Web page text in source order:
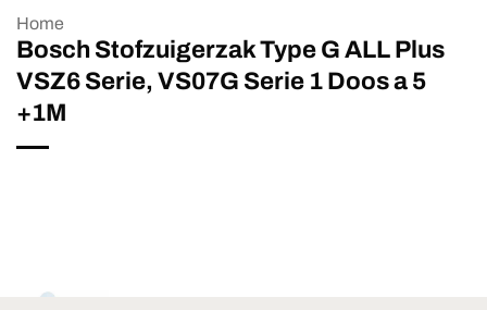
Home
Bosch Stofzuigerzak Type G ALL Plus
VSZ6 Serie, VS07G Serie 1 Doos a 5
+1M